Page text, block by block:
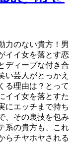
力のない貴方！男
イイ女を落とす恋
ディープな付き合
い芸人がとっかえ
る理由は？とって
イイ女を落とすた
にエッチまで持ち
、その裏技を包み
系の貴方も、これ
らチヤホヤされる